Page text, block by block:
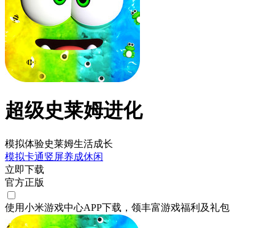
超级史莱姆进化
模拟体验史莱姆生活成长
模拟卡通竖屏养成休闲
立即下载
官方正版
使用小米游戏中心APP下载 ，领丰富游戏福利 及礼包